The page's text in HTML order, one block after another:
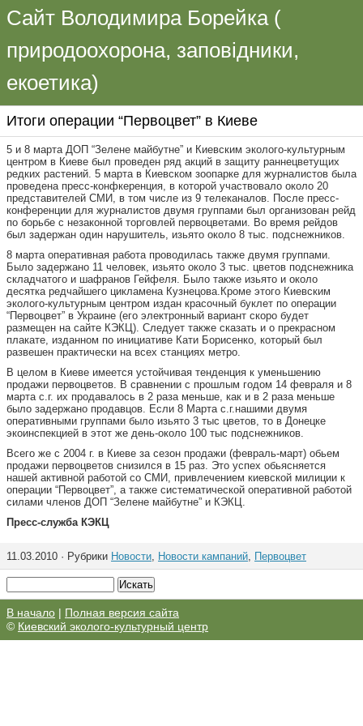
Сайт Володимира Борейка (
природоохорона, заповідники,
екоетика)
Итоги операции “Первоцвет” в Киеве
5 и 8 марта ДОП “Зелене майбутне” и Киевским эколого-культурным
центром в Киеве был проведен ряд акций в защиту раннецветущих
редких растений. 5 марта в Киевском зоопарке для журналистов была
проведена пресс-конфкеренция, в которой участвовало около 20
представителей СМИ, в том числе из 9 телеканалов. После пресс-
конференции для журналистов двумя группами был организован рейд
по борьбе с незаконной торговлей первоцветами. Во время рейдов
был задержан один нарушитель, изьято около 8 тыс. подснежников.
8 марта оперативная работа проводилась также двумя группами.
Было задержано 11 человек, изьято около 3 тыс. цветов подснежника
складчатого и шафранов Гейфеля. Было также изьято и около
десятка редчайшего цикламена Кузнецова.Кроме этого Киевским
эколого-культурным центром издан красочный буклет по операции
“Первоцвет” в Украине (его электронный вариант скоро будет
размещен на сайте КЭКЦ). Следует также сказать и о прекрасном
плакате, изданном по инициативе Кати Борисенко, который был
развешен практически на всех станциях метро.
В целом в Киеве имеется устойчивая тенденция к уменьшению
продажи первоцветов. В сравнении с прошлым годом 14 февраля и 8
марта с.г. их продавалось в 2 раза меньше, как и в 2 раза меньше
было задержано продавцов. Если 8 Марта с.г.нашими двумя
оперативными группами было изьято 3 тыс цветов, то в Донецке
экоинспекцией в этот же день-около 100 тыс подснежников.
Всего же с 2004 г. в Киеве за сезон продажи (февраль-март) обьем
продажи первоцветов снизился в 15 раз. Это успех обьясняется
нашей активной работой со СМИ, привлечением киевской милиции к
операции “Первоцвет”, а также систематической оперативной работой
силами членов ДОП “Зелене майбутне” и КЭКЦ.
Пресс-служба КЭКЦ
11.03.2010 · Рубрики Новости, Новости кампаний, Первоцвет
В начало | Полная версия сайта
© Киевский эколого-культурный центр